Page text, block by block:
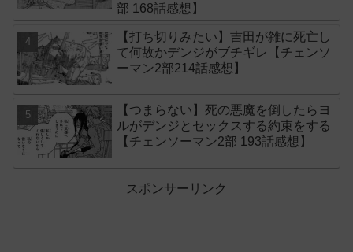
部 168話感想】
【打ち切りみたい】吉田が雑に死亡し
て何故かデンジがブチギレ【チェンソ
ーマン2部214話感想】
【つまらない】死の悪魔を倒したらヨ
ルがデンジとセックスする約束をする
【チェンソーマン2部 193話感想】
スポンサーリンク